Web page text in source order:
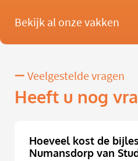
Bekijk al onze vakken
Veelgestelde vragen
Heeft u nog
Hoeveel kost de
Numansdorp van